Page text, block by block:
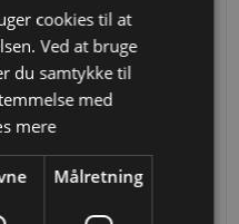
cookies til at
Ved at bruge
du samtykke til
med
mere
Målretning